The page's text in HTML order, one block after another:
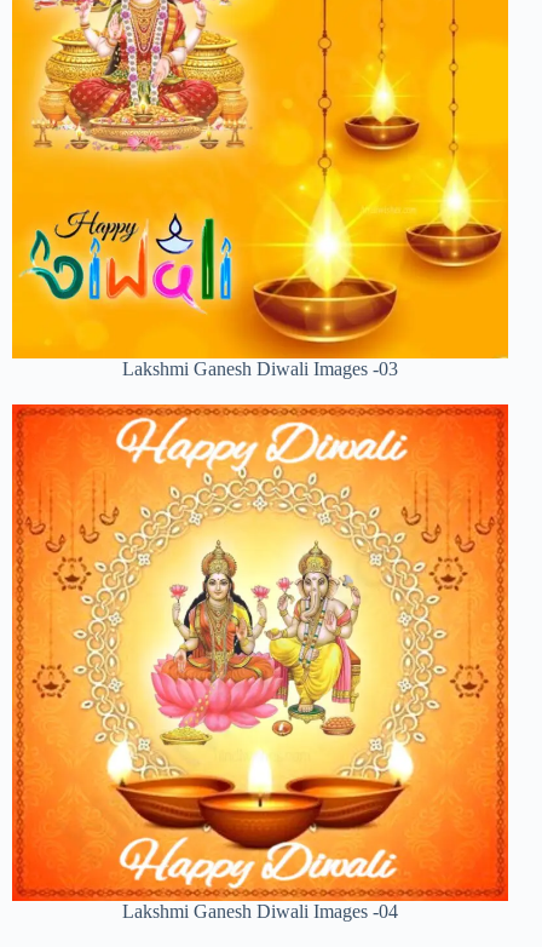
Lakshmi Ganesh Diwali Images -03
Lakshmi Ganesh Diwali Images -04